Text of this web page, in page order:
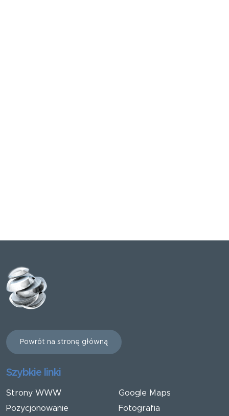
Powrót na stronę główną
Szybkie linki
Strony WWW
Pozycjonowanie
Google Maps
Fotografia